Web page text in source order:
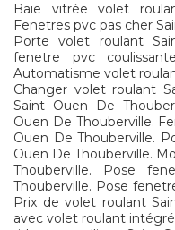
Baie vitrée volet
Fenetres pvc pas cher
Porte volet roulant
fenetre pvc
Automatisme volet
Changer volet roulant
Saint Ouen De
Ouen De Thouberville.
Ouen De Thouberville.
Ouen De Thouberville.
Thouberville. Pose
Thouberville. Pose
Prix de volet roulant
avec volet roulant